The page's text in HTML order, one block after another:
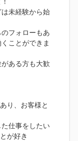
未経験から始
フォローもあ
ことができま
ある方も大歓
り、お客様と
仕事をしたい
が好き